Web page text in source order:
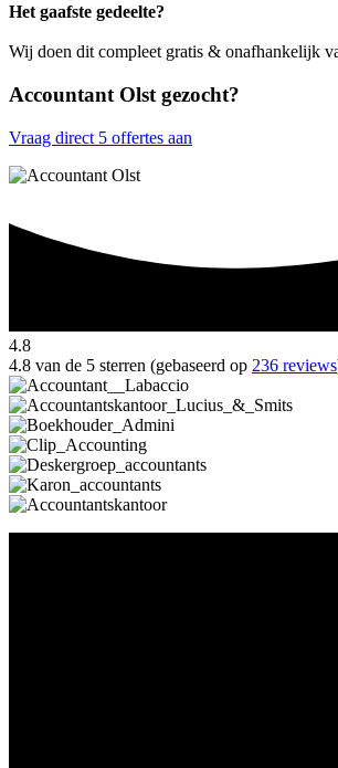
Het gaafste gedeelte?
Wij doen dit compleet gratis & onafhankelijk
Accountant Olst gezocht?
Vraag direct 5 offertes aan
4.8
4.8 van de 5 sterren (gebaseerd op 236 reviews